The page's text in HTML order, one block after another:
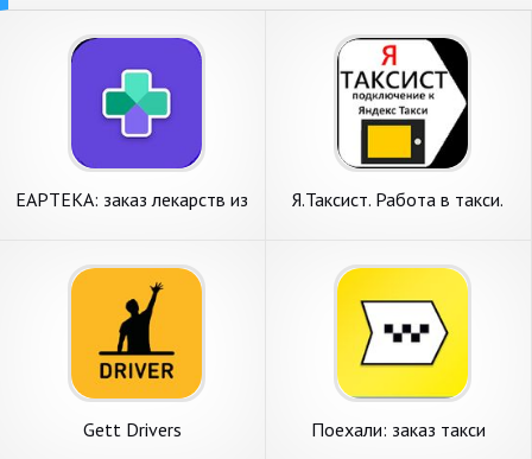
EAPTEKA: заказ лекарств из
Я.Таксист. Работа в такси.
Gett Drivers Поехали: заказ такси